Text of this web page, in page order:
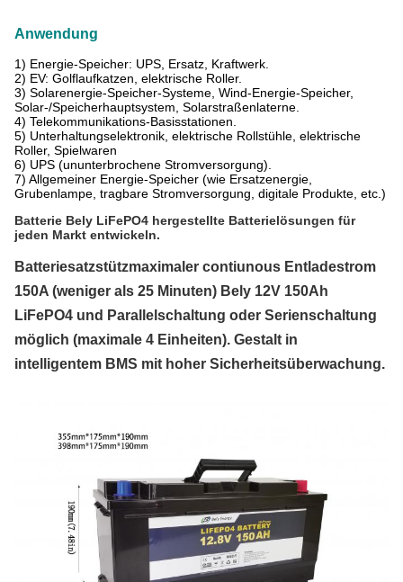
Anwendung
1) Energie-Speicher: UPS, Ersatz, Kraftwerk.
2) EV: Golflaufkatzen, elektrische Roller.
3) Solarenergie-Speicher-Systeme, Wind-Energie-Speicher,
Solar-/Speicherhauptsystem, Solarstraßenlaterne.
4) Telekommunikations-Basisstationen.
5) Unterhaltungselektronik, elektrische Rollstühle, elektrische
Roller, Spielwaren
6) UPS (ununterbrochene Stromversorgung).
7) Allgemeiner Energie-Speicher (wie Ersatzenergie,
Grubenlampe, tragbare Stromversorgung, digitale Produkte, etc.)
Batterie Bely LiFePO4 hergestellte Batterielösungen für
jeden Markt entwickeln.
Batteriesatzstützmaximaler contiunous Entladestrom
150A (weniger als 25 Minuten) Bely 12V 150Ah
LiFePO4 und Parallelschaltung oder Serienschaltung
möglich (maximale 4 Einheiten). Gestalt in
intelligentem BMS mit hoher Sicherheitsüberwachung.